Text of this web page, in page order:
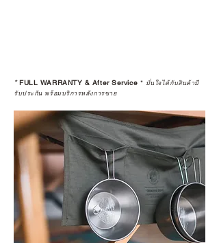
*FULL WARRANTY & After Service * มั่นใจได้กับสินค้ามี
รับประกัน พร้อมบริการหลังการขาย